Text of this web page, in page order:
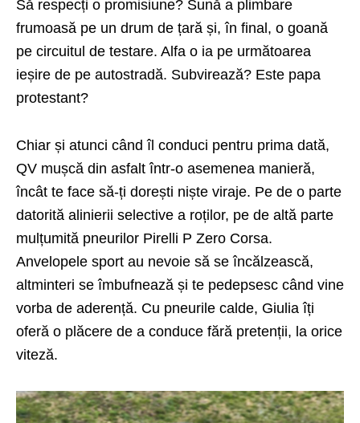
Să respecți o promisiune? Sună a plimbare
frumoasă pe un drum de țară și, în final, o goană
pe circuitul de testare. Alfa o ia pe următoarea
ieșire de pe autostradă. Subvirează? Este papa
protestant?
Chiar și atunci când îl conduci pentru prima dată,
QV mușcă din asfalt într-o asemenea manieră,
încât te face să-ți dorești niște viraje. Pe de o parte
datorită alinierii selective a roților, pe de altă parte
mulțumită pneurilor Pirelli P Zero Corsa.
Anvelopele sport au nevoie să se încălzească,
altminteri se îmbufnează și te pedepsesc când vine
vorba de aderență. Cu pneurile calde, Giulia îți
oferă o plăcere de a conduce fără pretenții, la orice
viteză.